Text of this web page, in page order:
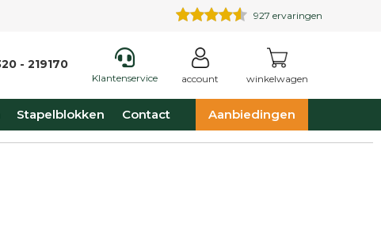
927 ervaringen
- 219170
Klantenservice account winkelwagen
Stapelblokken Contact Aanbiedingen